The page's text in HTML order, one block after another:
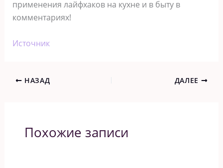
применения лайфхаков на кухне и в быту в
комментариях!
Источник
НАЗАД ДАЛЕЕ
Похожие записи